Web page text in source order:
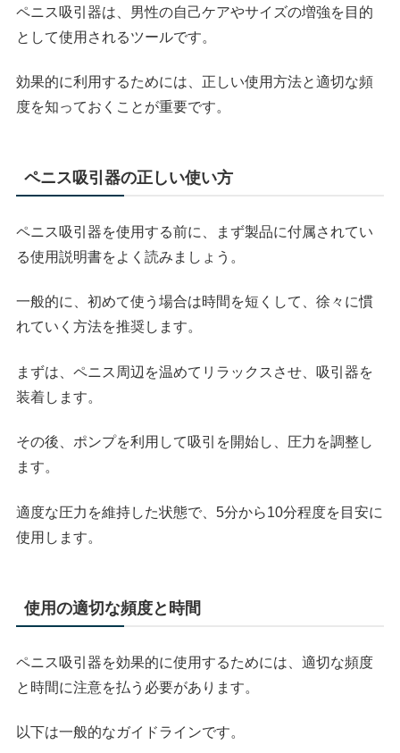
ペニス吸引器は、男性の自己ケアやサイズの増強を目的
として使用されるツールです。
効果的に利用するためには、正しい使用方法と適切な頻
度を知っておくことが重要です。
ペニス吸引器の正しい使い方
ペニス吸引器を使用する前に、まず製品に付属されてい
る使用説明書をよく読みましょう。
一般的に、初めて使う場合は時間を短くして、徐々に慣
れていく方法を推奨します。
まずは、ペニス周辺を温めてリラックスさせ、吸引器を
装着します。
その後、ポンプを利用して吸引を開始し、圧力を調整し
ます。
適度な圧力を維持した状態で、5分から10分程度を目安に
使用します。
使用の適切な頻度と時間
ペニス吸引器を効果的に使用するためには、適切な頻度
と時間に注意を払う必要があります。
以下は一般的なガイドラインです。